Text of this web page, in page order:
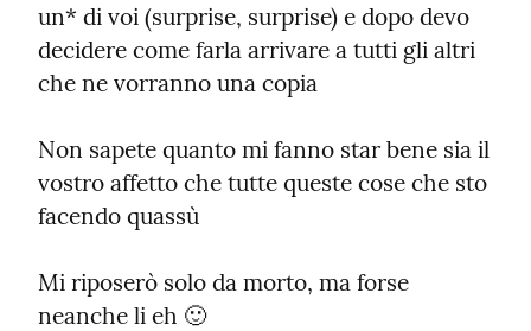
un* di voi (surprise, surprise) e dopo devo
decidere come farla arrivare a tutti gli altri
che ne vorranno una copia
Non sapete quanto mi fanno star bene sia il
vostro affetto che tutte queste cose che sto
facendo quassù
Mi riposerò solo da morto, ma forse
neanche li eh 🙂